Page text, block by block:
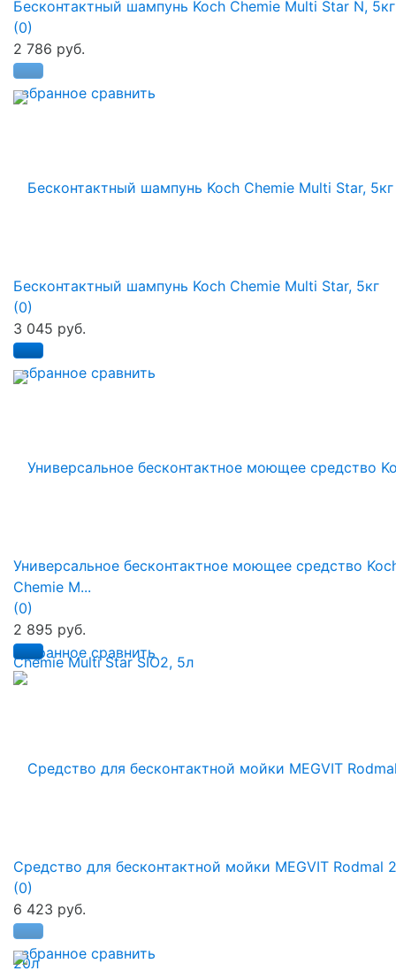
избранное сравнить
Бесконтактный шампунь Koch Chemie Multi Star N, 5кг
(0)
2 786 руб.
избранное сравнить
Бесконтактный шампунь Koch Chemie Multi Star, 5кг
(0)
3 045 руб.
избранное сравнить
Универсальное бесконтактное моющее средство
Chemie M...
(0)
2 895 руб.
избранное сравнить
Средство для бесконтактной мойки MEGVIT Rodmal
(0)
6 423 руб.